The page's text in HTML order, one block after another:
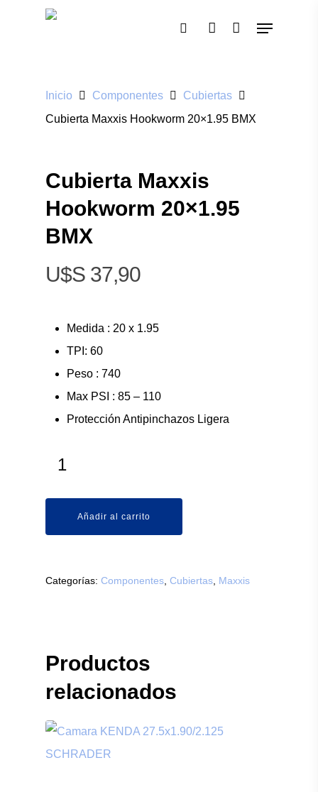
Inicio Componentes
Cubiertas
Cubierta Maxxis Hookworm 20×1.95 BMX
Cubierta Maxxis
Hookworm 20×1.95
BMX
$
37,90
Medida : 20 x 1.95
TPI: 60
Peso : 740
Max PSI : 85 – 110
Protección Antipinchazos Ligera
Añadir al carrito
Categorías: Componentes Cubiertas Maxxis
Productos
relacionados